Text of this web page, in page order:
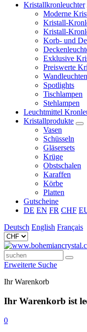
Kristallkronleuchter
Moderne
Kristall-
Kristall-
Korb- und
Exklusive
Preiswerte
Wandleuchten
Spotlights
Tischlampen
Stehlampen
Leuchtmittel
Kristallprodukte
Vasen
Schüsseln
Gläsersets
Krüge
Obstschalen
Karaffen
Körbe
Platten
Gutscheine
DE EN FR CHF
Deutsch English Français
Erweiterte Suche
Ihr Warenkorb
Ihr Warenkorb ist
0